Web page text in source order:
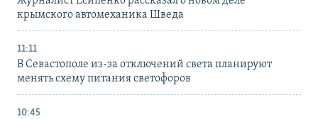
крымского автомеханика Шведа
11:11
В Севастополе из-за отключений света планируют
менять схему питания светофоров
10:45